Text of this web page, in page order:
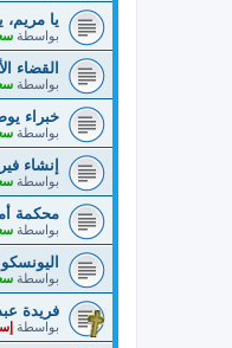
يا مريم،
بواسطة
القضاء
بواسطة
خبراء
بواسطة
إنشاء
بواسطة
محكمة أميركية تغرم
بواسطة
اليونسكو تدرج 3 مواقع عربية على
بواسطة
فريدة
بواسطة